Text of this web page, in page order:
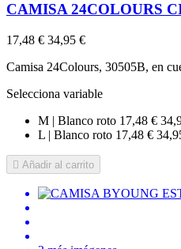
CAMISA 24COLOURS
17,48 € 34,95 €
Camisa 24Colours, 30505B, en
Selecciona variable
M | Blanco roto 17,48 €
L | Blanco roto 17,48 €
 Añadir al carrito